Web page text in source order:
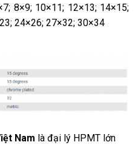
8×9; 10×11; 12×13; 14×15;
24×26; 27×32; 30×34
Nam là đại lý HPMT lớn